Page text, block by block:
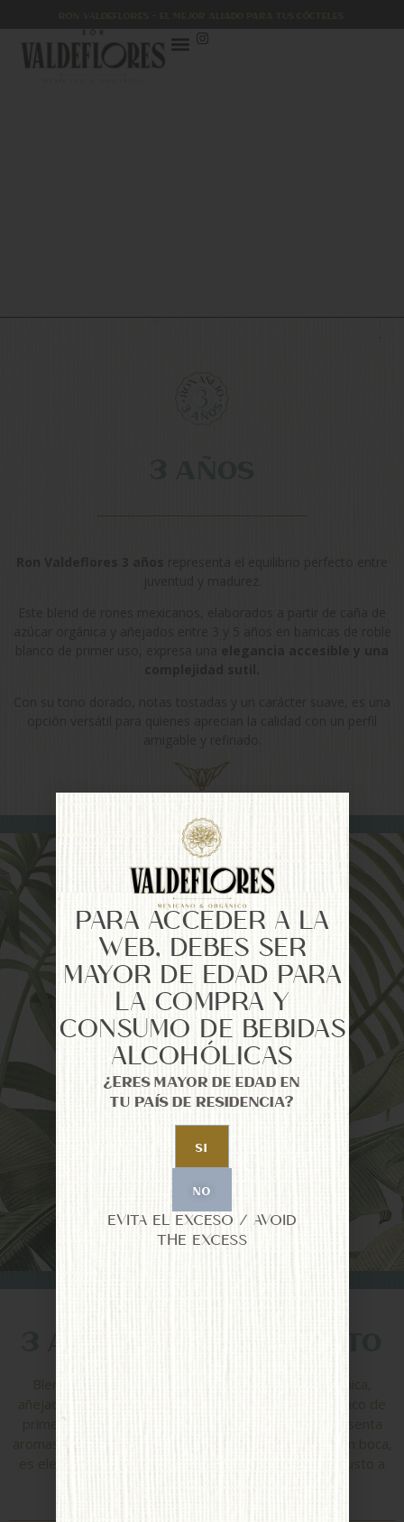
3 años de añejamiento
primer uso. De tono Dorado con matices ambar, presenta
aromas a avellana, vainilla, frutos secos y café moca. En boca,
PARA ACCEDER A LA
WEB, DEBES SER
MAYOR DE EDAD PARA
LA COMPRA Y
CONSUMO DE BEBIDAS
ALCOHÓLICAS
¿Eres mayor de edad en
tu país de residencia?
SI
NO
EVITA EL EXCESO / AVOID
THE EXCESS